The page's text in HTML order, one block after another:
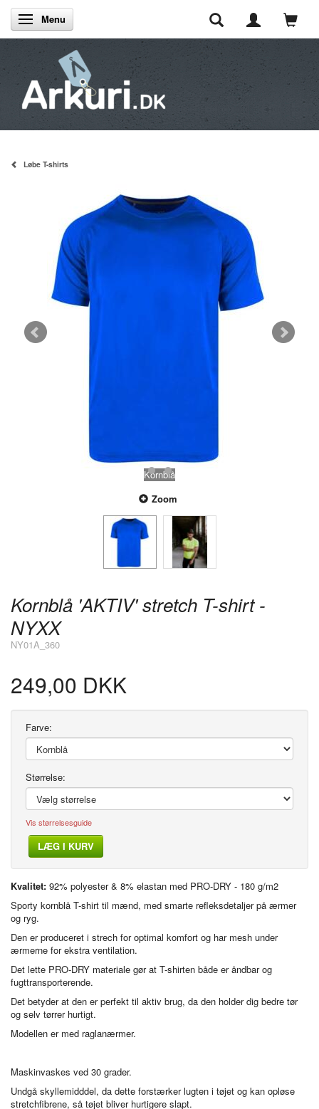
Skifte navigation
Menu
Løbe T-shirts
Kornblå
Zoom
Kornblå 'AKTIV' stretch T-shirt -
NYXX
NY01A_360
249,00 DKK
Vis størrelsesguide
Farve:
Størrelse:
LÆG I KURV
Kvalitet: 92% polyester & 8% elastan med PRO-DRY - 180 g/m2
Sporty kornblå T-shirt til mænd, med smarte refleksdetaljer på ærmer
og ryg.
Den er produceret i strech for optimal komfort og har mesh under
ærmerne for ekstra ventilation.
Det lette PRO-DRY materiale gør at T-shirten både er åndbar og
fugttransporterende.
Det betyder at den er perfekt til aktiv brug, da den holder dig bedre tør
og selv tørrer hurtigt.
Modellen er med raglanærmer.
Maskinvaskes ved 30 grader.
Undgå skyllemidddel, da dette forstærker lugten i tøjet og kan opløse
stretchfibrene, så tøjet bliver hurtigere slapt.